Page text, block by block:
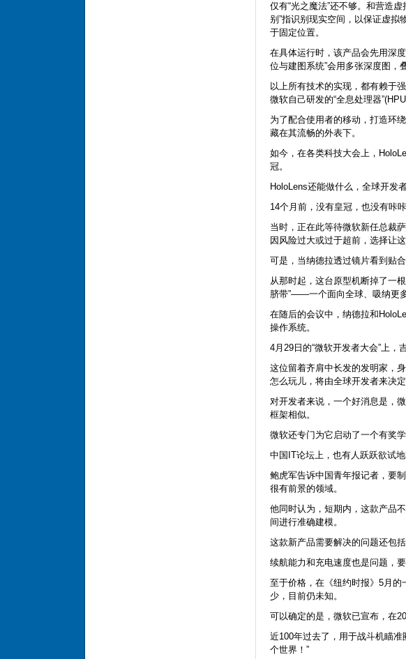
仅有“光之魔法”还不够。和营造
别”指识别现实空间，以保证虚拟
于固定位置。
在具体运行时，该产品会先用深
位与建图系统”会用多张深度图，
以上所有技术的实现，都有赖于
微软自己研发的“全息处理器
为了配合使用者的移动，打造环
藏在其流畅的外表下。
如今，在各类科技大会上，
冠。
HoloLens还能做什么，全球开发
14个月前，没有皇冠，也没有咔
当时，正在此等待微软新任总裁
因风险过大或过于超前，选择让这
可是，当纳德拉透过镜片看到贴
从那时起，这台原型机断掉了一
脐带”——一个面向全球、吸纳更
在随后的会议中，纳德拉和
操作系统。
4月29日的“微软开发者大会”上
这位留着齐肩中长发的发明家，
怎么玩儿，将由全球开发者来决定
对开发者来说，一个好消息是，
框架相似。
微软还专门为它启动了一个有奖
中国IT论坛上，也有人跃跃欲试
鲍虎军告诉中国青年报记者，要
很有前景的领域。
他同时认为，短期内，这款产品
间进行准确建模。
这款新产品需要解决的问题还包
续航能力和充电速度也是问题，
至于价格，在《纽约时报》5月的
少，目前仍未知。
可以确定的是，微软已宣布，在
近100年过去了，用于战斗机瞄
个世界！”